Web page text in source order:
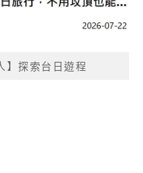
】探索台日遊程